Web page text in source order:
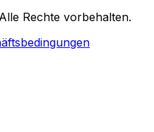
Rechte vorbehalten.